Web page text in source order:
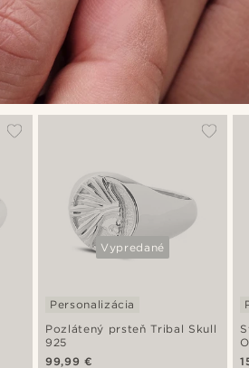
Vypredané
Pozlátený prsteň Tribal Skull
925
Personalizácia
99,99 €